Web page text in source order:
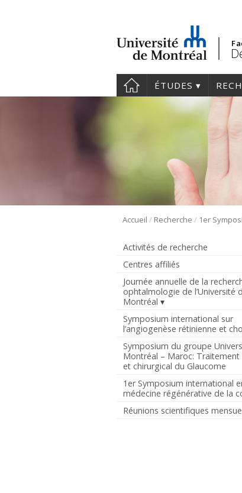
ÉTUDES
Accueil / Recherche /
Activités de recherche
Centres affiliés
Journée annuelle de la
ophtalmologie de l’Université
Montréal
Symposium international sur
l’angiogenèse rétinienne et
Symposium du groupe
Montréal – Maroc: Traitement
et chirurgical du Glaucome
1er Symposium international
médecine régénérative de la
Réunions scientifiques